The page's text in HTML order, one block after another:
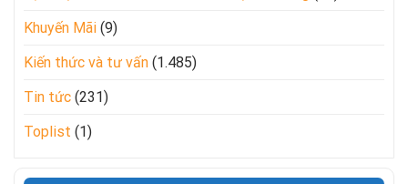
Khuyến Mãi (9)
Kiến thức và tư vấn (1.485)
Tin tức (231)
Toplist (1)